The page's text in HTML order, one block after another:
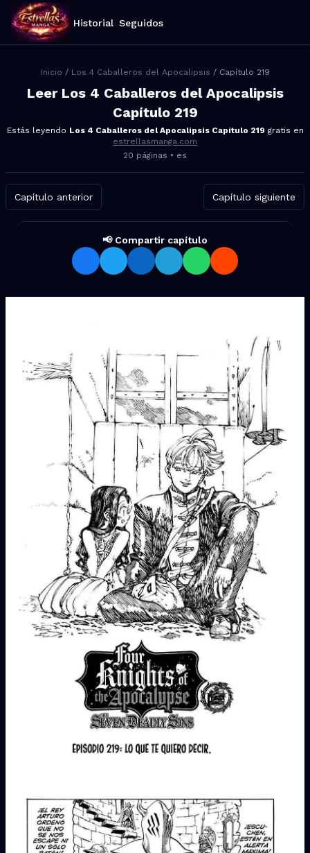
Historial Seguidos
Inicio / Los 4 Caballeros del Apocalipsis / Capítulo 219
Leer Los 4 Caballeros del Apocalipsis
Capítulo 219
Estás leyendo Los 4 Caballeros del ApocalipsisCapítulo 219 gratis en
estrellasmanga.com
20 páginas • es
Capítulo anterior Capítulo siguiente
📢 Compartir capítuloCompartir Los 4 Caballeros